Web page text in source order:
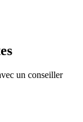
un conseiller